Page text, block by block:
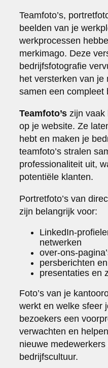
Teamfoto’s,
beelden van je
werkprocessen
merkimago. Deze
bedrijfsfotografie
het versterken van je
samen een compleet
Teamfoto’s zijn vaak
op je website. Ze
hebt en maken je
teamfoto’s stralen
professionaliteit uit,
potentiële klanten.
Portretfoto’s van
zijn belangrijk voor:
LinkedIn-
netwerken
over-ons-
persberichten
presentaties en
Foto’s van je
werkt en welke sfeer
bezoekers een
verwachten en
nieuwe
bedrijfscultuur.